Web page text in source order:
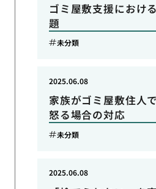
ゴミ屋敷支援におけ
題
未分類
家族がゴミ屋敷住人
怒る場合の対応
2025.06.08
未分類
2025.06.08